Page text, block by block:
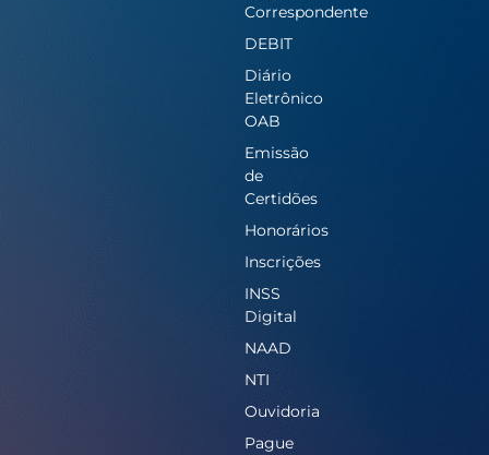
Correspondente
DEBIT
Diário
Eletrônico
OAB
Emissão
de
Certidões
Honorários
Inscrições
INSS
Digital
NAAD
NTI
Ouvidoria
Pague